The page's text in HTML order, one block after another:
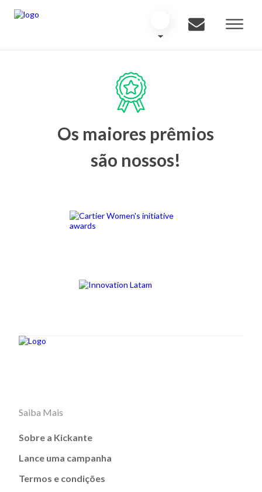
Os maiores prêmios
são nossos!
Saiba Mais
Sobre a Kickante
Lance uma campanha
Termos e condições